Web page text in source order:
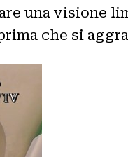
una visione
che si